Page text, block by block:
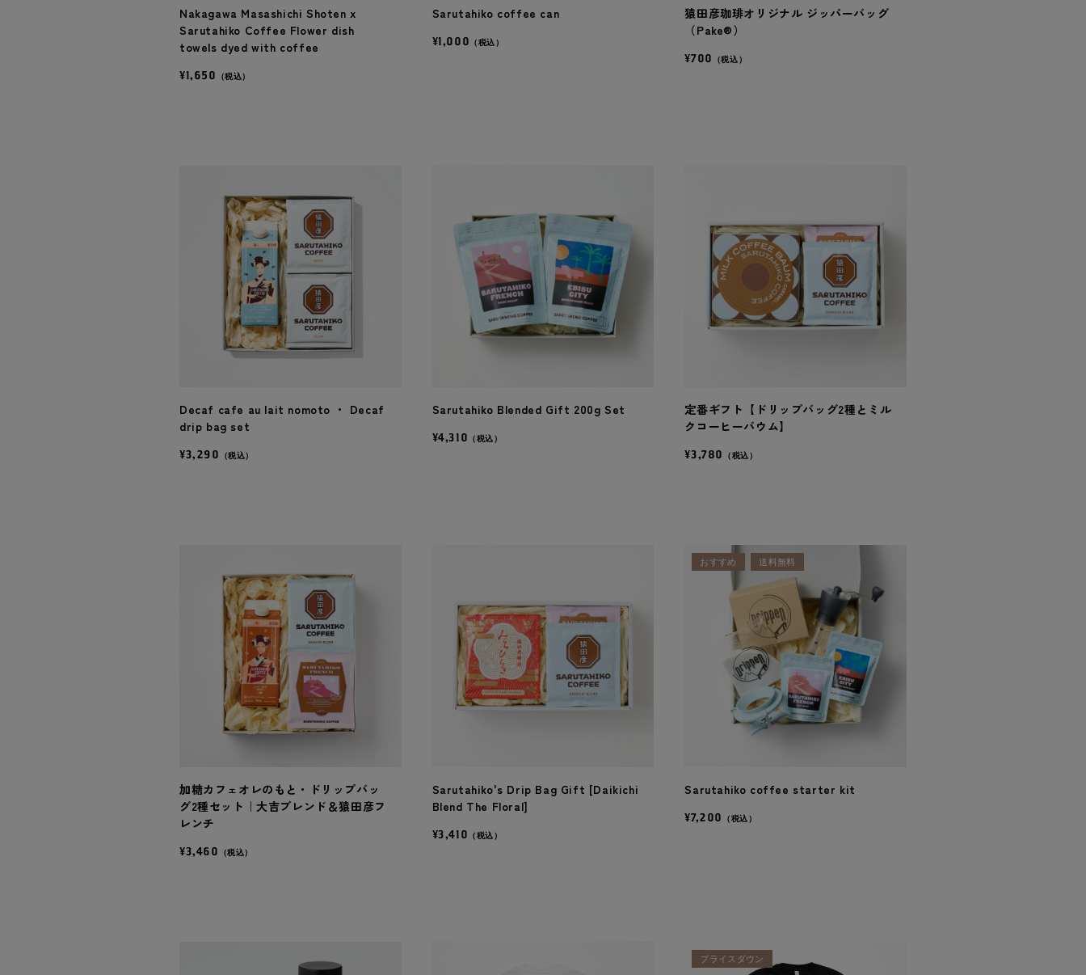
Nakagawa Masashichi Shoten x
Sarutahiko Coffee Flower dish
towels dyed with coffee
¥1,650 （税込）
Sarutahiko coffee can
¥1,000 （税込）
猿田彦珈琲オリジナル ジッパーバッグ
（Pake®）
¥700 （税込）
Decaf cafe au lait nomoto ・ Decaf
drip bag set
¥3,290 （税込）
Sarutahiko Blended Gift 200g Set
¥4,310 （税込）
定番ギフト【ドリップバッグ2種とミル
クコーヒーバウム】
¥3,780 （税込）
加糖カフェオレのもと・ドリップバッ
グ2種セット｜大吉ブレンド＆猿田彦フ
レンチ
¥3,460 （税込）
Sarutahiko's Drip Bag Gift [Daikichi
Blend The Floral]
¥3,410 （税込）
おすすめ 送料無料
Sarutahiko coffee starter kit
¥7,200 （税込）
プライスダウン